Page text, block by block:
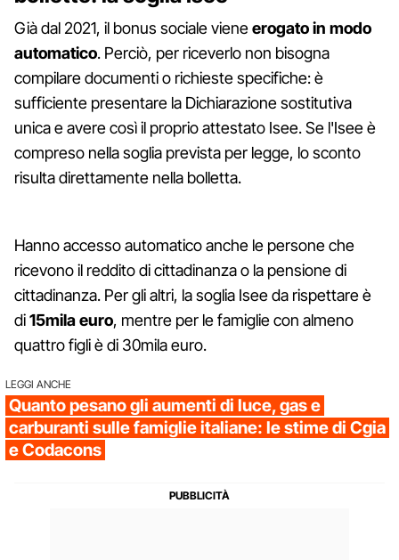
Già dal 2021, il bonus sociale vieneerogato in modo
automatico. Perciò, per riceverlo non bisogna
compilare documenti o richieste specifiche: è
sufficiente presentare la Dichiarazione sostitutiva
unica e avere così il proprio attestato Isee. Se l'Isee è
compreso nella soglia prevista per legge, lo sconto
risulta direttamente nella bolletta.
Hanno accesso automatico anche le persone che
ricevono il reddito di cittadinanza o la pensione di
cittadinanza. Per gli altri, la soglia Isee da rispettare è
di15mila euro, mentre per le famiglie con almeno
quattro figli è di 30mila euro.
LEGGI ANCHE
Quanto pesano gli aumenti di luce, gas e
carburanti sulle famiglie italiane: le stime di Cgia
e Codacons